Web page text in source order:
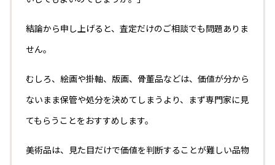
結論から申し上げると、査定だけのご相談でも問題ありま
せん。
むしろ、絵画や掛軸、版画、骨董品などは、価値が分から
ないまま保管や処分を決めてしまうより、まず専門家に見
てもらうことをおすすめします。
美術品は、見た目だけで価値を判断することが難しい品物